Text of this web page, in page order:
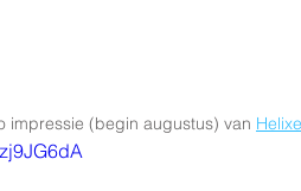
impressie (begin augustus) van